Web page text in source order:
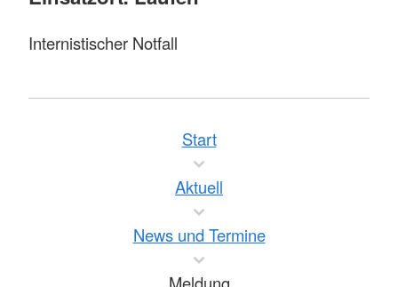
Internistischer Notfall
Start
Aktuell
News und Termine
Meldung